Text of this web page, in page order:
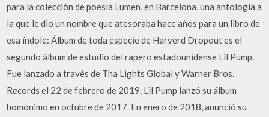
para la colección de poesía Lumen, en Barcelona, una antología a
la que le dio un nombre que atesoraba hace años para un libro de
esa índole: Álbum de toda especie de Harverd Dropout es el
segundo álbum de estudio del rapero estadounidense Lil Pump.
Fue lanzado a través de Tha Lights Global y Warner Bros.
Records el 22 de febrero de 2019. Lil Pump lanzó su álbum
homónimo en octubre de 2017. En enero de 2018, anunció su